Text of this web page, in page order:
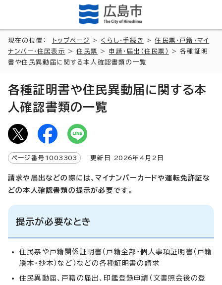
現在の位置： トップページ > くらし・手続き >住民票・戸籍・マイ
ナンバー・住居表示
>住民票 > 申請・届出（住民票）
> 各種証明
書や住民異動届に関する本人確認書類の一覧
各種証明書や住民異動届に関する本
人確認書類の一覧
ページ番号 1003303 更新日 2026年4月2日
請求や届出などの際には、マイナンバーカードや運転免許証な
どの本人確認書類の提示が必要です。
提示が必要なとき
住民票や戸籍関係証明書（戸籍全部・個人事項証明書（戸籍
謄本・抄本）など）などの各種証明書の請求
住民異動届、戸籍の届出、印鑑登録申請（文書照会後の登